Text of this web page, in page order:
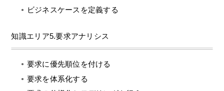
ビジネスケースを定義する
知識エリア5.要求アナリシス
要求に優先順位を付ける
要求を体系化する